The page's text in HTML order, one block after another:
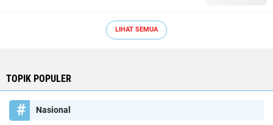
LIHAT SEMUA
TOPIK POPULER
Nasional